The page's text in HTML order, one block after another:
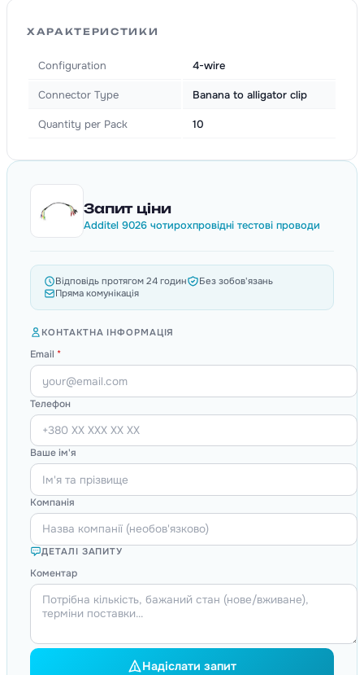
ХАРАКТЕРИСТИКИ
Configuration 4-wire
Connector Type Banana to alligator clip
Quantity per Pack 10
Запит ціни
Additel 9026 чотирохпровідні тестові проводи
Відповідь протягом 24 годин
Без зобов'язань
Пряма комунікація
КОНТАКТНА ІНФОРМАЦІЯ
Email *
Телефон
Ваше ім'я
Компанія
ДЕТАЛІ ЗАПИТУ
Коментар
Надіслати запит